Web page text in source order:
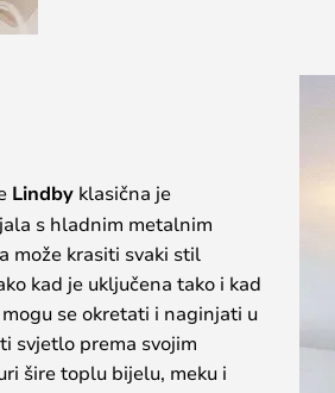
Lindby klasična je
s hladnim metalnim
može krasiti svaki stil
kad je uključena tako i kad
se okretati i naginjati u
svjetlo prema svojim
šire toplu bijelu, meku i